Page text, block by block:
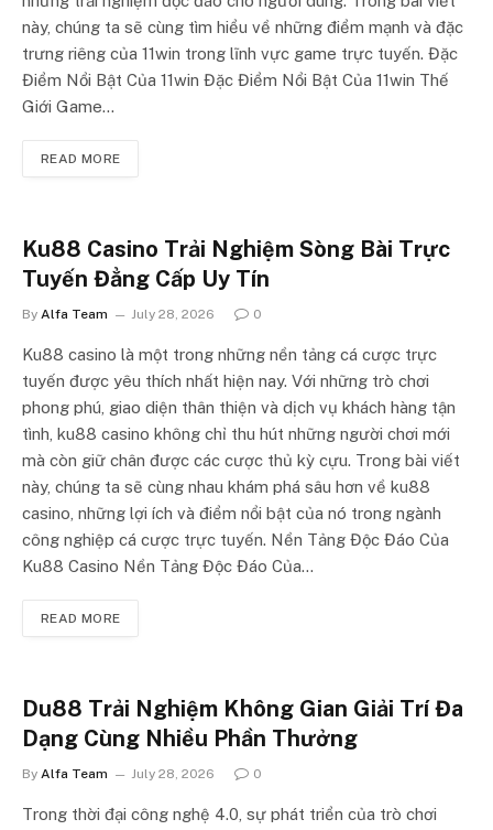
này, chúng ta sẽ cùng tìm hiểu về những điểm mạnh và đặc
trưng riêng của 11win trong lĩnh vực game trực tuyến. Đặc
Điểm Nổi Bật Của 11win Đặc Điểm Nổi Bật Của 11win Thế
Giới Game…
READ MORE
Ku88 Casino Trải Nghiệm Sòng Bài Trực
Tuyến Đẳng Cấp Uy Tín
By Alfa Team July 28, 2026 0
Ku88 casino là một trong những nền tảng cá cược trực
tuyến được yêu thích nhất hiện nay. Với những trò chơi
phong phú, giao diện thân thiện và dịch vụ khách hàng tận
tình, ku88 casino không chỉ thu hút những người chơi mới
mà còn giữ chân được các cược thủ kỳ cựu. Trong bài viết
này, chúng ta sẽ cùng nhau khám phá sâu hơn về ku88
casino, những lợi ích và điểm nổi bật của nó trong ngành
công nghiệp cá cược trực tuyến. Nền Tảng Độc Đáo Của
Ku88 Casino Nền Tảng Độc Đáo Của…
READ MORE
Du88 Trải Nghiệm Không Gian Giải Trí Đa
Dạng Cùng Nhiều Phần Thưởng
By Alfa Team July 28, 2026 0
Trong thời đại công nghệ 4.0, sự phát triển của trò chơi